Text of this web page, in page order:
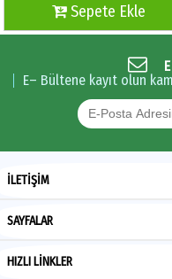
Sepete Ekle
E– Bültene kayıt olun
İLETİŞİM
SAYFALAR
HIZLI LİNKLER